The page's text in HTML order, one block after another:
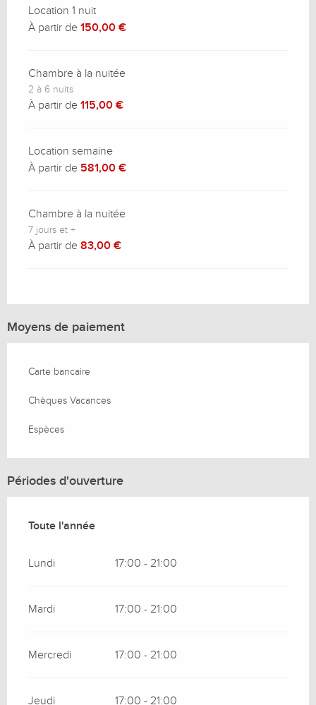
Location 1 nuit
À partir de 150,00 €
Chambre à la nuitée
2 à 6 nuits
À partir de 115,00 €
Location semaine
À partir de 581,00 €
Chambre à la nuitée
7 jours et +
À partir de 83,00 €
Moyens de paiement
Carte bancaire
Chèques Vacances
Espèces
Périodes d'ouverture
Toute l'année
Toute l'année
Lundi 17:00 - 21:00
Mardi 17:00 - 21:00
Mercredi 17:00 - 21:00
Jeudi 17:00 - 21:00